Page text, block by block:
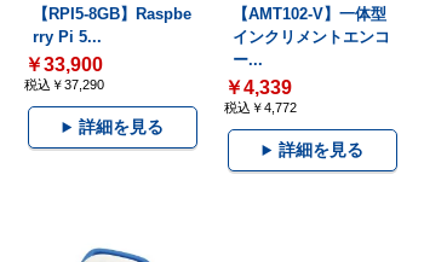
【RPI5-8GB】Raspbe
rry Pi 5...
￥33,900
税込￥37,290
詳細を見る
【AMT102-V】一体型
インクリメントエンコ
ー...
￥4,339
税込￥4,772
詳細を見る